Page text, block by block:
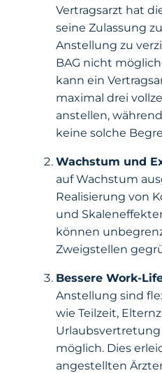
Vertragsarzt hat
seine Zulassung
Anstellung zu
BAG nicht
kann ein
maximal drei
anstellen,
keine solche
Wachstum und
auf Wachstum
Realisierung von
und
können
Zweigstellen
Bessere Work-
Anstellung sind
wie Teilzeit,
möglich. Dies
angestellten